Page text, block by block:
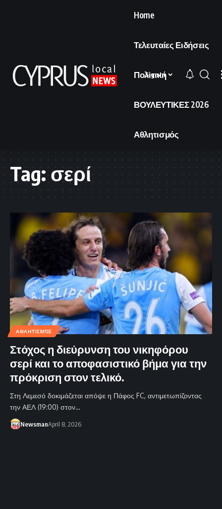
Home
Τελευταίες Ειδήσεις
Πολιτική
ΒΟΥΛΕΥΤΙΚΕΣ 2026
Αθλητισμός
Sign In
Tag:σερί
ΑΘΛΗΤΙΣΜΌΣ
Στόχος η διεύρυνση του νικηφόρου
σερί και το αποφασιστικό βήμα για την
πρόκριση στον τελικό.
Στη Λεμεσό δοκιμάζεται απόψε η Πάφος FC, αντιμετωπίζοντας
την ΑΕΛ (19:00) στον…
NewsmanApril 8, 2026